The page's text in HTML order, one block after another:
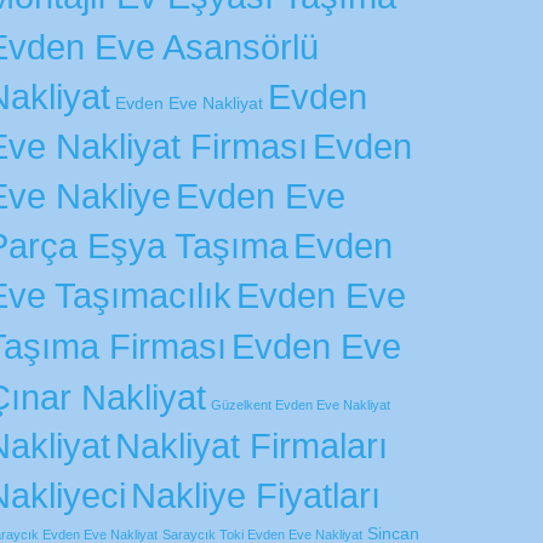
Eve Asansörlü
Evden Eve Nakliyat Evden
Nakliyat Firması Evden
Nakliye Evden Eve
Eşya TaşımaEvden
Taşımacılık Evden Eve
Firması Evden Eve
Nakliyat Güzelkent Evden Eve Nakliyat
Nakliyat Firmaları
Nakliye Fiyatları
Evden Eve Nakliyat Saraycık Toki Evden Eve Nakliyat Sincan